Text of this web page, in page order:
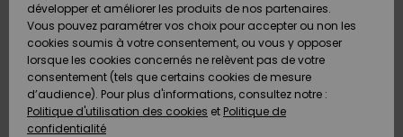
Snow
Nouveautés
Snow
Nouveautés
Communauté
A
Découvrir
Communauté
AIDE &
CONTACT
Quiksilver
Freedom
Protection
des
MAGASINS
développer et améliorer les produits de nos partenaires.
Vous pouvez paramétrer vos choix pour accepter ou non les
cookies soumis à votre consentement, ou vous y opposer
lorsque les cookies concernés ne relèvent pas de votre
consentement (tels que certains cookies de mesure
d’audience). Pour plus d'informations, consultez notre :
Politique d'utilisation des cookies et Politique de
confidentialité